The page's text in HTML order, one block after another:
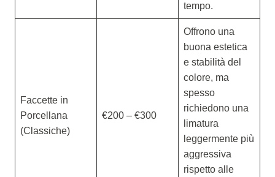
tempo.
Faccette in
Porcellana
(Classiche)
€200 – €300
Offrono una
buona estetica
e stabilità del
colore, ma
spesso
richiedono una
limatura
leggermente più
aggressiva
rispetto alle